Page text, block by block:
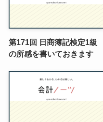
第171回 日商簿記検定1級
の所感を書いておきます